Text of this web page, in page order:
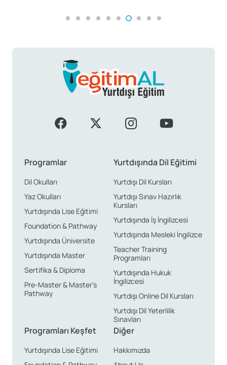
Programlar
Dil Okulları
Yaz Okulları
Yurtdışında Lise Eğitimi
Foundation & Pathway
Yurtdışında Üniversite
Yurtdışında Master
Sertifika & Diploma
Pre-Master & Master’s
Pathway
Yurtdışında Dil Eğitimi
Yurtdışı Dil Kursları
Yurtdışı Sınav Hazırlık
Kursları
Yurtdışında İş İngilizcesi
Yurtdışında Mesleki İngilizce
Teacher Training
Programları
Yurtdışında Hukuk
İngilizcesi
Yurtdışı Online Dil Kursları
Yurtdışı Dil Yeterlilik
Sınavları
Programları Keşfet
Yurtdışında Lise Eğitimi
Diğer
Hakkımızda